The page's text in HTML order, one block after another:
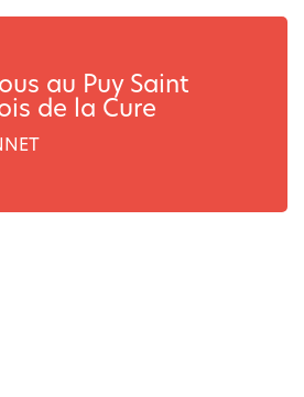
au Puy Saint
de la Cure